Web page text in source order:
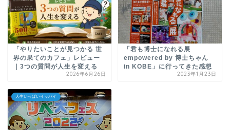
「やりたいことが見つかる 世
界の果てのカフェ」レビュー
｜3つの質問が人生を変える
2026年6月26日
「君も博士になれる展
empowered by 博士ちゃん
in KOBE」に行ってきた感想
2023年1月23日
人生いっぱいイッパイ